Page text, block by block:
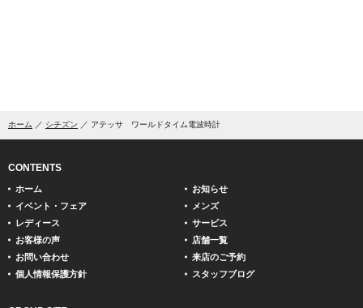
ホーム シチズン アテッサ ワールドタイム電波時計
CONTENTS
ホーム
お知らせ
イベント・フェア
メンズ
レディース
サービス
お客様の声
店舗一覧
お問い合わせ
来店のご予約
個人情報保護方針
スタッフブログ